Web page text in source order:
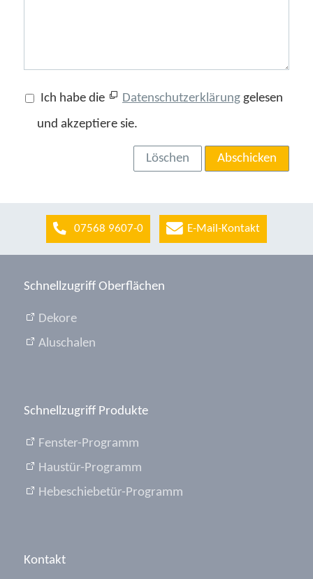
Ich habe die Datenschutzerklärunggelesen
und akzeptiere sie.
Löschen Abschicken
07568 9607-0 E-Mail-Kontakt
Schnellzugriff Oberflächen
Dekore
Aluschalen
Schnellzugriff Produkte
Fenster-Programm
Haustür-Programm
Hebeschiebetür-Programm
Kontakt